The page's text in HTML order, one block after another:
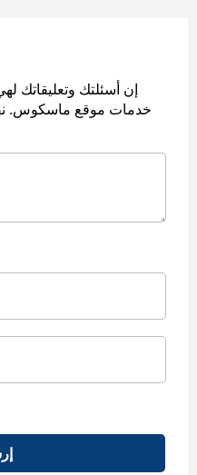
إن أسئلتك وتعليقاتك
خدمات موقع ماسكوس.